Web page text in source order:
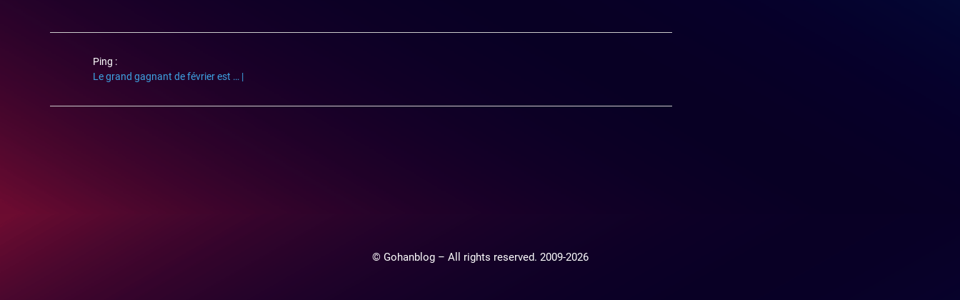
Ping :
Le grand gagnant de février est … |
© Gohanblog – All rights reserved. 2009-2026